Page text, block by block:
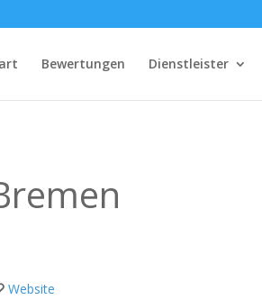
Bewertungen Dienstleister
Website